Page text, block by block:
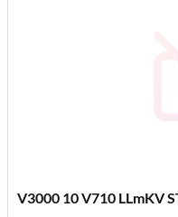
V3000 10 V710 LLmKV